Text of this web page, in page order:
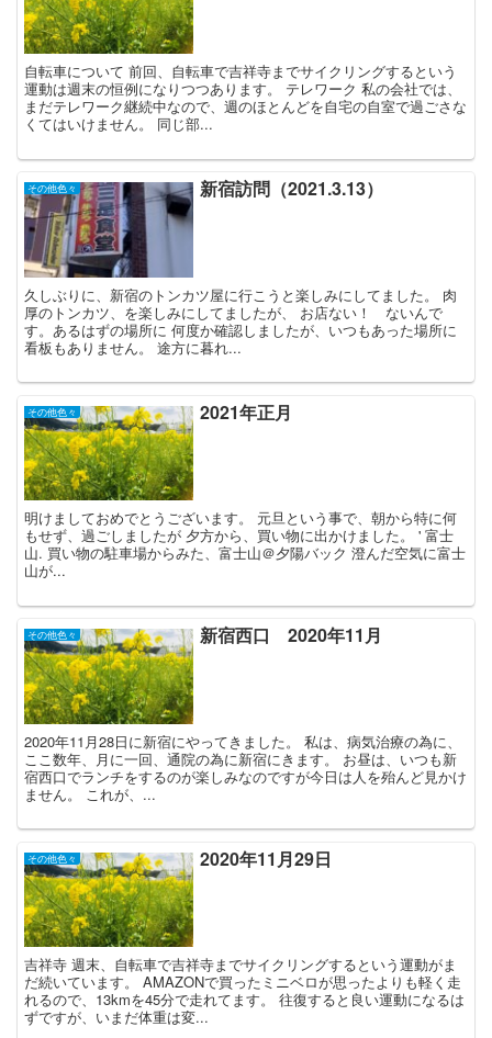
自転車について 前回、自転車で吉祥寺までサイクリングするという
運動は週末の恒例になりつつあります。 テレワーク 私の会社では、
まだテレワーク継続中なので、週のほとんどを自宅の自室で過ごさな
くてはいけません。 同じ部...
その他色々 新宿訪問（2021.3.13）
久しぶりに、新宿のトンカツ屋に行こうと楽しみにしてました。 肉
厚のトンカツ、を楽しみにしてましたが、 お店ない！ ないんで
す。あるはずの場所に 何度か確認しましたが、いつもあった場所に
看板もありません。 途方に暮れ...
その他色々 2021年正月
明けましておめでとうございます。 元旦という事で、朝から特に何
もせず、過ごしましたが 夕方から、買い物に出かけました。 ' 富士
山. 買い物の駐車場からみた、富士山＠夕陽バック 澄んだ空気に富士
山が...
その他色々 新宿西口 2020年11月
2020年11月28日に新宿にやってきました。 私は、病気治療の為に、
ここ数年、月に一回、通院の為に新宿にきます。 お昼は、いつも新
宿西口でランチをするのが楽しみなのですが今日は人を殆んど見かけ
ません。 これが、...
その他色々 2020年11月29日
吉祥寺 週末、自転車で吉祥寺までサイクリングするという運動がま
だ続いています。 AMAZONで買ったミニベロが思ったよりも軽く走
れるので、13kmを45分で走れてます。 往復すると良い運動になるは
ずですが、いまだ体重は変...